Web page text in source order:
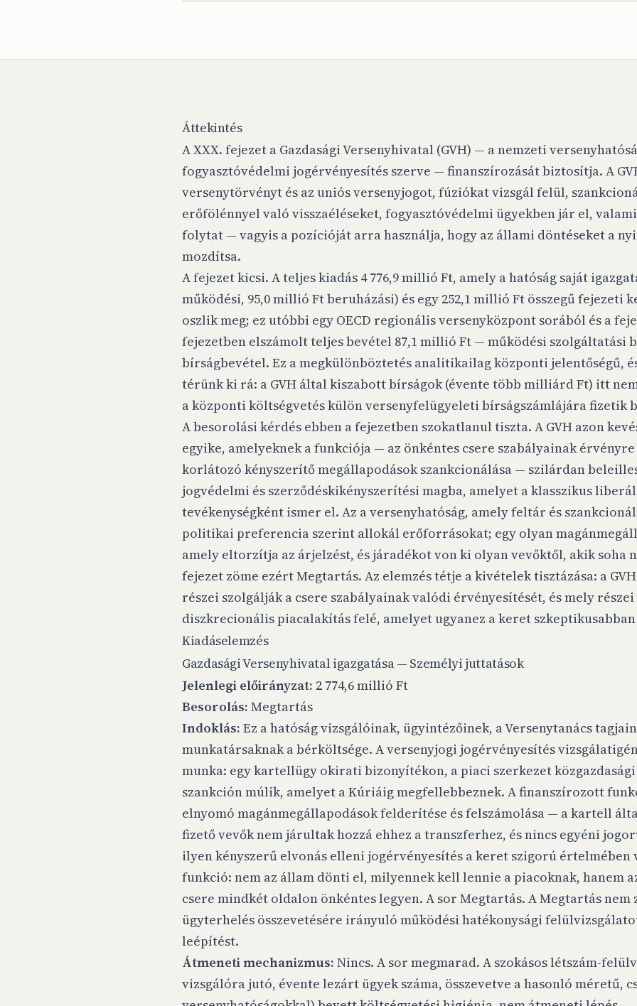
Áttekintés
A XXX. fejezet a Gazdasági Versenyhivatal (GVH) — a nemzeti
fogyasztóvédelmi jogérvényesítés szerve — finanszírozását biztosítja. A
versenytörvényt és az uniós versenyjogot, fúziókat vizsgál felül,
erőfölénnyel való visszaéléseket, fogyasztóvédelmi ügyekben jár el,
folytat — vagyis a pozícióját arra használja, hogy az állami döntéseket a
mozdítsa.
A fejezet kicsi. A teljes kiadás 4 776,9 millió Ft, amely a hatóság saját
működési, 95,0 millió Ft beruházási) és egy 252,1 millió Ft összegű fejezeti
oszlik meg; ez utóbbi egy OECD regionális versenyközpont sorából és a
fejezetben elszámolt teljes bevétel 87,1 millió Ft — működési szolgáltatási
bírságbevétel. Ez a megkülönböztetés analitikailag központi jelentőségű,
térünk ki rá: a GVH által kiszabott bírságok (évente több milliárd Ft) itt
a központi költségvetés külön versenyfelügyeleti bírságszámlájára fizetik
A besorolási kérdés ebben a fejezetben szokatlanul tiszta. A GVH azon
egyike, amelyeknek a funkciója — az önkéntes csere szabályainak
korlátozó kényszerítő megállapodások szankcionálása — szilárdan
jogvédelmi és szerződéskikényszerítési magba, amelyet a klasszikus
tevékenységként ismer el. Az a versenyhatóság, amely feltár és
politikai preferencia szerint allokál erőforrásokat; egy olyan
amely eltorzítja az árjelzést, és járadékot von ki olyan vevőktől, akik soha
fejezet zöme ezért Megtartás. Az elemzés tétje a kivételek tisztázása: a
részei szolgálják a csere szabályainak valódi érvényesítését, és mely
diszkrecionális piacalakítás felé, amelyet ugyanez a keret
Kiadáselemzés
Gazdasági Versenyhivatal igazgatása — Személyi juttatások
Jelenlegi előirányzat: 2 774,6 millió Ft
Besorolás: Megtartás
Indoklás: Ez a hatóság vizsgálóinak, ügyintézőinek, a Versenytanács
munkatársaknak a bérköltsége. A versenyjogi jogérvényesítés
munka: egy kartellügy okirati bizonyítékon, a piaci szerkezet közgazdasági
szankción múlik, amelyet a Kúriáig megfellebbeznek. A finanszírozott
elnyomó magánmegállapodások felderítése és felszámolása — a kartell
fizető vevők nem járultak hozzá ehhez a transzferhez, és nincs egyéni
ilyen kényszerű elvonás elleni jogérvényesítés a keret szigorú
funkció: nem az állam dönti el, milyennek kell lennie a piacoknak, hanem
csere mindkét oldalon önkéntes legyen. A sor Megtartás. A Megtartás nem
ügyterhelés összevetésére irányuló működési hatékonysági
leépítést.
Átmeneti mechanizmus: Nincs. A sor megmarad. A szokásos létszám-
vizsgálóra jutó, évente lezárt ügyek száma, összevetve a hasonló méretű,